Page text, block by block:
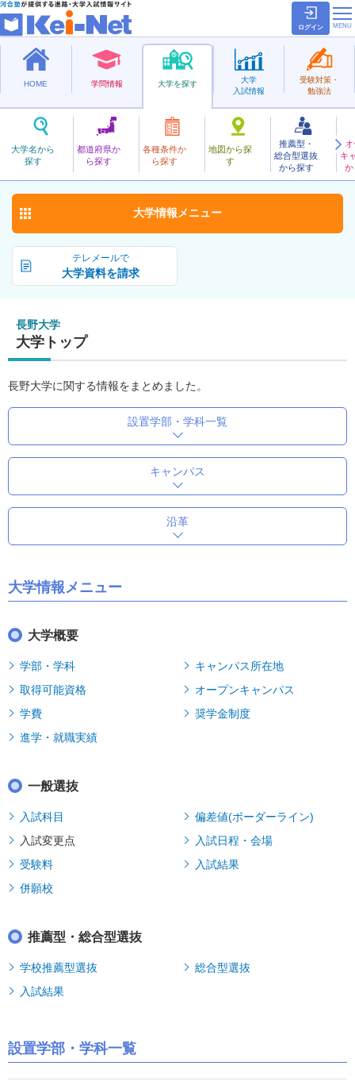
ログイン
HOME 学問情報 大学を探す
大学名から
探す
都道府県か
ら探す
各種条件か
ら探す
地図から探
す
推薦型・
総合型選抜
から探す
キ
か
大学
入試情報
受験対策・
勉強法
公立
ながの
長野大学 お気に入り
テレメールで
大学資料を請求
大学情報 メニュー
長野大学
大学トップ
長野大学に関する情報をまとめました。
設置学部・学科一覧
キャンパス
沿革
大学情報メニュー
大学概要
学部・学科
キャンパス所在地
取得可能資格
オープンキャンパス
学費
奨学金制度
進学・就職実績
一般選抜
入試科目
偏差値(ボーダーライン)
入試変更点
入試日程・会場
受験料
入試結果
併願校
推薦型・総合型選抜
学校推薦型選抜
総合型選抜
入試結果
設置学部・学科一覧